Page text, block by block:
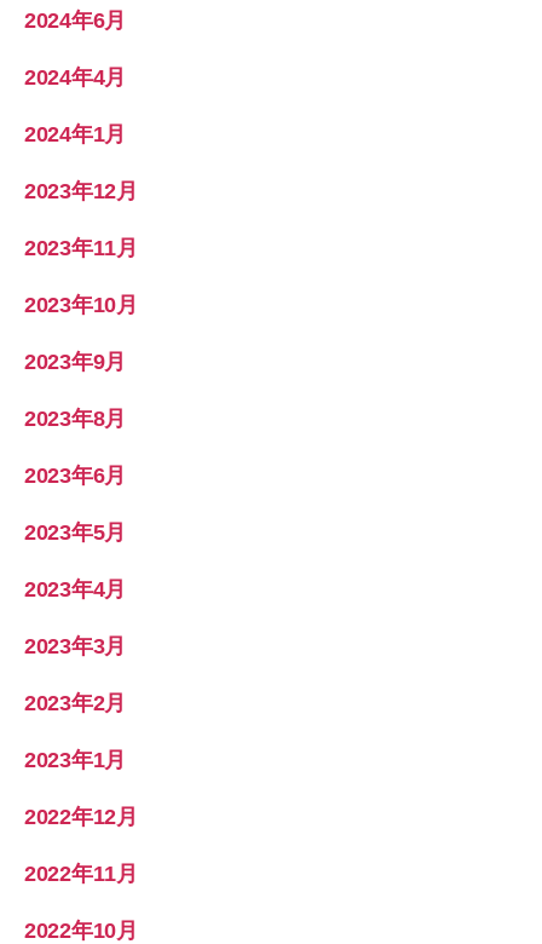
2024年6月
2024年4月
2024年1月
2023年12月
2023年11月
2023年10月
2023年9月
2023年8月
2023年6月
2023年5月
2023年4月
2023年3月
2023年2月
2023年1月
2022年12月
2022年11月
2022年10月